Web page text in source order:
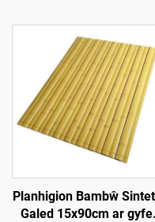
Gwell Gwrthsefyll Tân
Planhigion Bambŵ
Galed 15x90cm ar